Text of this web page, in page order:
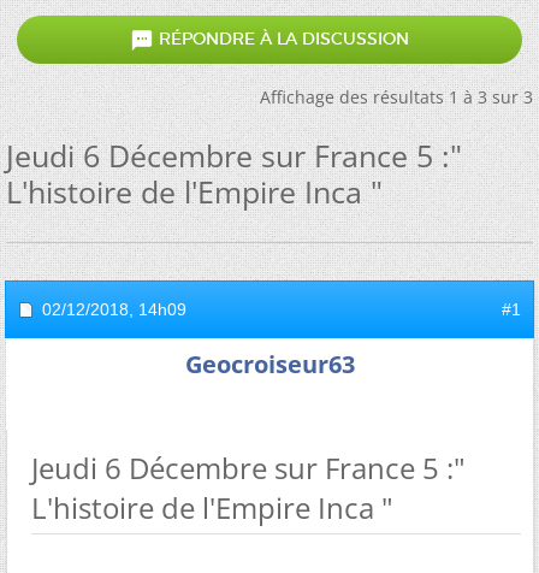
 RÉPONDRE À LA DISCUSSION
Affichage des résultats 1 à 3 sur 3
Jeudi 6 Décembre sur France 5 :"
L'histoire de l'Empire Inca "
02/12/2018, 14h09 #1
Geocroiseur63
Jeudi 6 Décembre sur France 5 :"
L'histoire de l'Empire Inca "